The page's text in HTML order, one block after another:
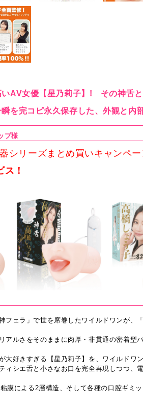
いAV女優【星乃莉子】! その神舌
を完コピ永久保存した、外観と内
プ様
シリーズまとめ買いキャンペー
ス！
フェラ」で世を席巻したワイルドワンが、
アルさをそのままに肉厚・非貫通の密着型
大好きすぎる【星乃莉子】を、ワイルドワ
ィシエ舌と小さなお口を完全再現しつつ、
膜による2層構造、そして各種の口腔ギミ